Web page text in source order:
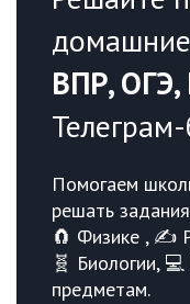
ВПР, ОГЭ,
Помогаем
решать
🧲 Физике , ✍️
🧬 Биологии,
предметам.